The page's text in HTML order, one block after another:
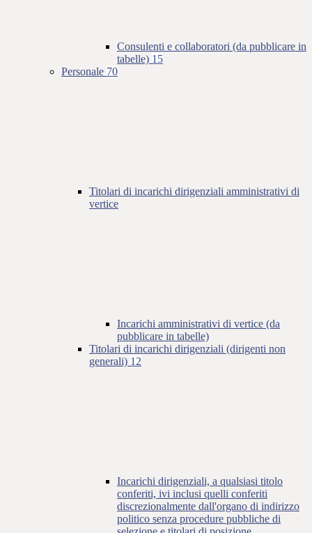
Consulenti e collaboratori (da pubblicare in
tabelle) 15
Personale 70
Titolari di incarichi dirigenziali amministrativi di
vertice
Incarichi amministrativi di vertice (da
pubblicare in tabelle)
Titolari di incarichi dirigenziali (dirigenti non
generali) 12
Incarichi dirigenziali, a qualsiasi titolo
conferiti, ivi inclusi quelli conferiti
discrezionalmente dall'organo di indirizzo
politico senza procedure pubbliche di